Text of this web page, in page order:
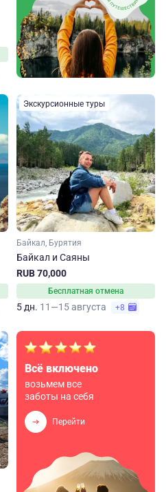
Экскурсионные туры
Байкал, Бурятия
Байкал и Саяны
RUB 70,000
Бесплатная отмена
5 дн. 11—15 августа +8
Всё включено
возьмем все
заботы на себя
Перейти